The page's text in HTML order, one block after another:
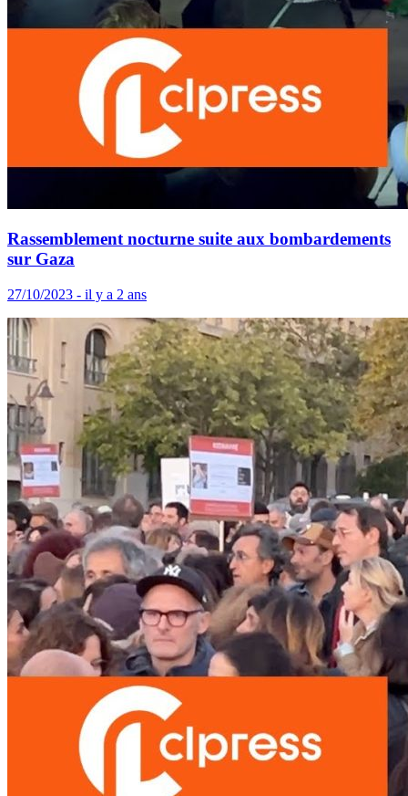
Rassemblement nocturne suite aux bombardements
sur Gaza
27/10/2023 - il y a 2 ans